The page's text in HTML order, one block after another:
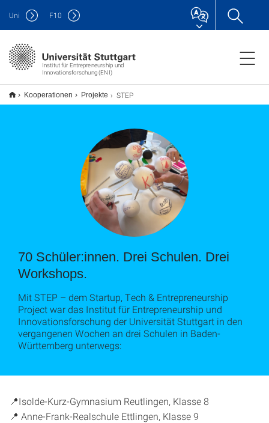
Institut für Entrepreneurship und
Innovationsforschung (ENI)
Uni F10
Kooperationen Projekte STEP
70 Schüler:innen. Drei Schulen. Drei
Workshops.
Mit STEP – dem Startup, Tech & Entrepreneurship
Project war das Institut für Entrepreneurship und
Innovationsforschung der Universität Stuttgart in den
vergangenen Wochen an drei Schulen in Baden-
Württemberg unterwegs:
📍Isolde-Kurz-Gymnasium Reutlingen, Klasse 8
📍 Anne-Frank-Realschule Ettlingen, Klasse 9